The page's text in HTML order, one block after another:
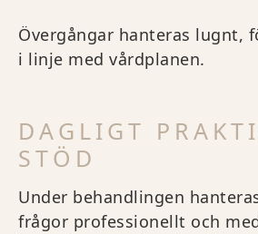
Övergångar hanteras lugnt,
i linje med vårdplanen.
DAGLIGT
STÖD
Under behandlingen
frågor professionellt och